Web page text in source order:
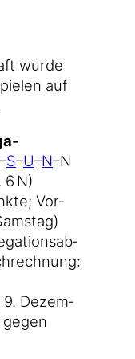
wur­de
auf
–S–U–N–N
6 N)
Vor­
9. Dezem­
gegen